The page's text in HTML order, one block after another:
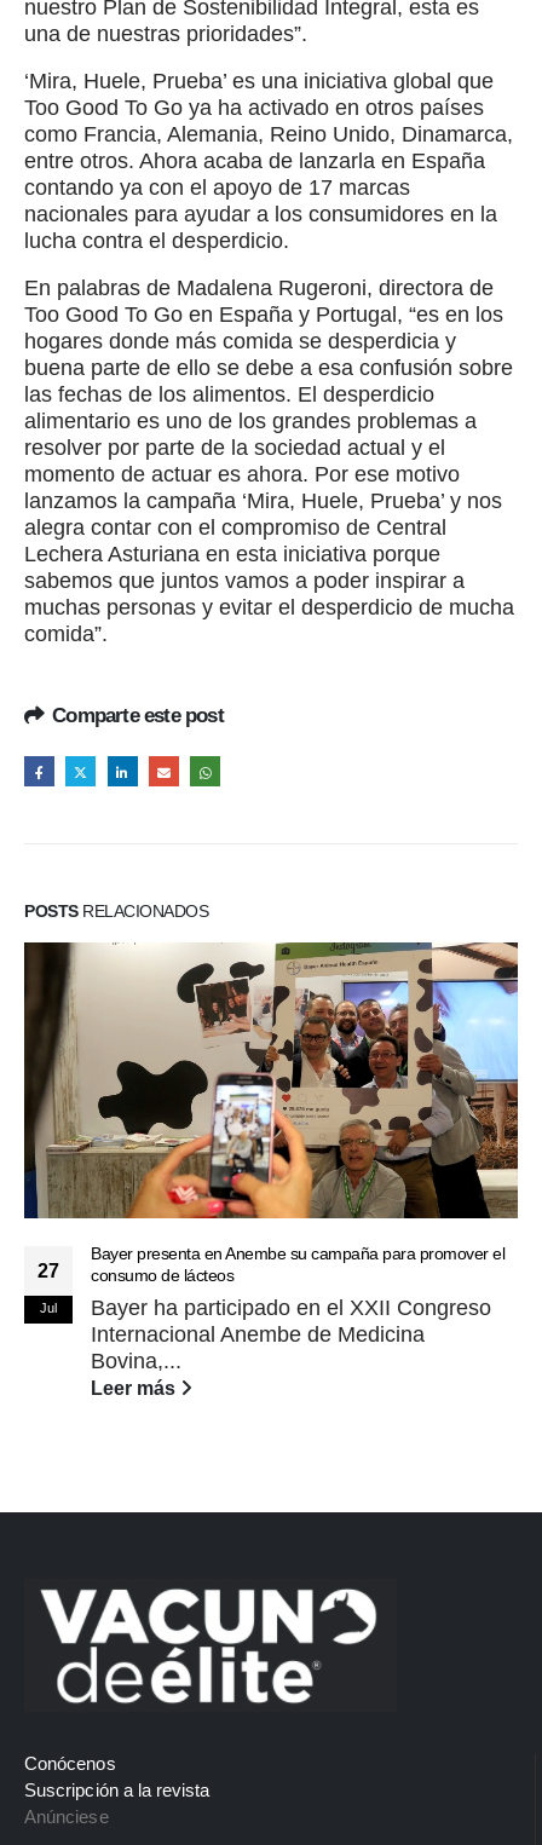
nuestro Plan de Sostenibilidad Integral, esta es
una de nuestras prioridades”.
‘Mira, Huele, Prueba’ es una iniciativa global que
Too Good To Go ya ha activado en otros países
como Francia, Alemania, Reino Unido, Dinamarca,
entre otros. Ahora acaba de lanzarla en España
contando ya con el apoyo de 17 marcas
nacionales para ayudar a los consumidores en la
lucha contra el desperdicio.
En palabras de Madalena Rugeroni, directora de
Too Good To Go en España y Portugal, “es en los
hogares donde más comida se desperdicia y
buena parte de ello se debe a esa confusión sobre
las fechas de los alimentos. El desperdicio
alimentario es uno de los grandes problemas a
resolver por parte de la sociedad actual y el
momento de actuar es ahora. Por ese motivo
lanzamos la campaña ‘Mira, Huele, Prueba’ y nos
alegra contar con el compromiso de Central
Lechera Asturiana en esta iniciativa porque
sabemos que juntos vamos a poder inspirar a
muchas personas y evitar el desperdicio de mucha
comida”.
Comparte este post
POSTSRELACIONADOS
27
Jul
Bayer presenta en Anembe su campaña para promover el
consumo de lácteos
Bayer ha participado en el XXII Congreso
Internacional Anembe de Medicina
Bovina,...
Leer más
Conócenos
Suscripción a la revista
Anúnciese